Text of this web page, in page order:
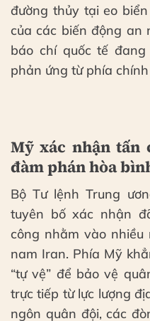
đường thủy tại eo
của các biến động an
báo chí quốc tế
phản ứng từ phía
Mỹ xác nhận tấn
đàm phán hòa
Bộ Tư lệnh Trung
tuyên bố xác nhận
công nhằm vào nhiều
nam Iran. Phía Mỹ
“tự vệ” để bảo vệ
trực tiếp từ lực lượng
ngôn quân đội, các